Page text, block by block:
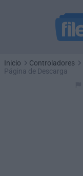
Inicio Controladores
Página de Descarga